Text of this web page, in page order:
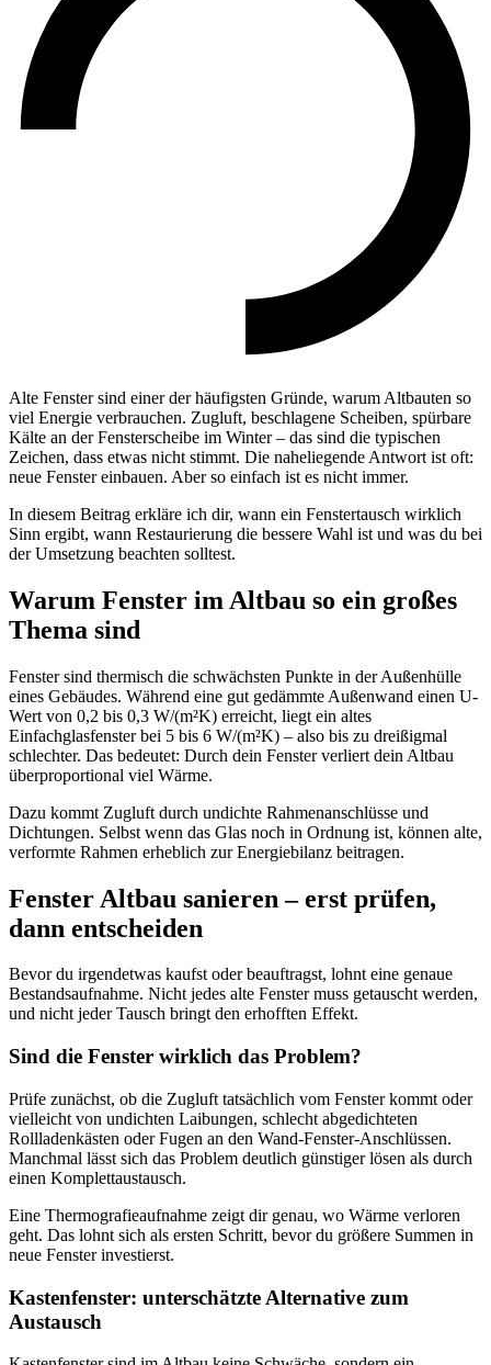
Alte Fenster sind einer der häufigsten Gründe, warum Altbauten so
viel Energie verbrauchen. Zugluft, beschlagene Scheiben, spürbare
Kälte an der Fensterscheibe im Winter – das sind die typischen
Zeichen, dass etwas nicht stimmt. Die naheliegende Antwort ist oft:
neue Fenster einbauen. Aber so einfach ist es nicht immer.
In diesem Beitrag erkläre ich dir, wann ein Fenstertausch wirklich
Sinn ergibt, wann Restaurierung die bessere Wahl ist und was du bei
der Umsetzung beachten solltest.
Warum Fenster im Altbau so ein großes
Thema sind
Fenster sind thermisch die schwächsten Punkte in der Außenhülle
eines Gebäudes. Während eine gut gedämmte Außenwand einen U-
Wert von 0,2 bis 0,3 W/(m²K) erreicht, liegt ein altes
Einfachglasfenster bei 5 bis 6 W/(m²K) – also bis zu dreißigmal
schlechter. Das bedeutet: Durch dein Fenster verliert dein Altbau
überproportional viel Wärme.
Dazu kommt Zugluft durch undichte Rahmenanschlüsse und
Dichtungen. Selbst wenn das Glas noch in Ordnung ist, können alte,
verformte Rahmen erheblich zur Energiebilanz beitragen.
Fenster Altbau sanieren – erst prüfen,
dann entscheiden
Bevor du irgendetwas kaufst oder beauftragst, lohnt eine genaue
Bestandsaufnahme. Nicht jedes alte Fenster muss getauscht werden,
und nicht jeder Tausch bringt den erhofften Effekt.
Sind die Fenster wirklich das Problem?
Prüfe zunächst, ob die Zugluft tatsächlich vom Fenster kommt oder
vielleicht von undichten Laibungen, schlecht abgedichteten
Rollladenkästen oder Fugen an den Wand-Fenster-Anschlüssen.
Manchmal lässt sich das Problem deutlich günstiger lösen als durch
einen Komplettaustausch.
Eine Thermografieaufnahme zeigt dir genau, wo Wärme verloren
geht. Das lohnt sich als ersten Schritt, bevor du größere Summen in
neue Fenster investierst.
Kastenfenster: unterschätzte Alternative zum
Austausch